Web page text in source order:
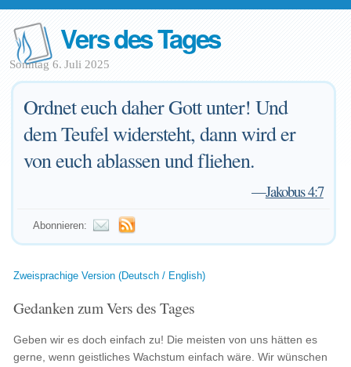
Vers des Tages
Sonntag 6. Juli 2025
Ordnet euch daher Gott unter! Und
dem Teufel widersteht, dann wird er
von euch ablassen und fliehen.
—Jakobus 4:7
Abonnieren:
Zweisprachige Version (Deutsch / English)
Gedanken zum Vers des Tages
Geben wir es doch einfach zu! Die meisten von uns hätten es
gerne, wenn geistliches Wachstum einfach wäre. Wir wünschen